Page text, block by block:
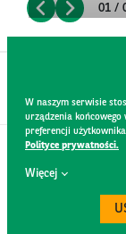
01 /
W naszym serwisie
urządzenia
preferencji
Polityce prywatności.
Więcej
KONTAKT
REGULAMIN STRONY
POLITYKA